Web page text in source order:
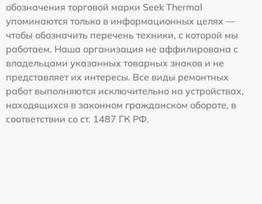
обозначения торговой марки Seek Thermal
упоминаются только в информационных целях —
чтобы обозначить перечень техники, с которой мы
работаем. Наша организация не аффилирована с
владельцами указанных товарных знаков и не
представляет их интересы. Все виды ремонтных
работ выполняются исключительно на устройствах,
находящихся в законном гражданском обороте, в
соответствии со ст. 1487 ГК РФ.